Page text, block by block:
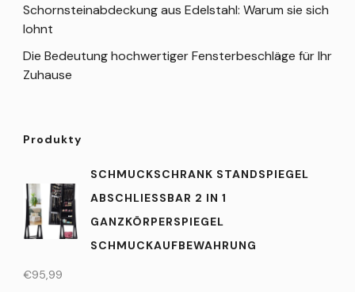
Schornsteinabdeckung aus Edelstahl: Warum sie sich
lohnt
Die Bedeutung hochwertiger Fensterbeschläge für Ihr
Zuhause
Produkty
SCHMUCKSCHRANK STANDSPIEGEL
ABSCHLIESSBAR 2 IN 1 G
ANZKÖRPERSPIEGEL S
CHMUCKAUFBEWAHRUNG
€95,99